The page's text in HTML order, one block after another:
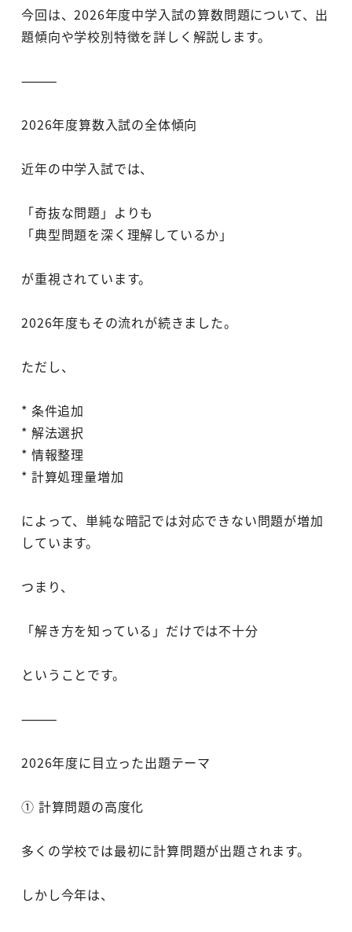
今回は、2026年度中学入試の算数問題について、出
題傾向や学校別特徴を詳しく解説します。
⸻
2026年度算数入試の全体傾向
近年の中学入試では、
「奇抜な問題」よりも
「典型問題を深く理解しているか」
が重視されています。
2026年度もその流れが続きました。
ただし、
* 条件追加
* 解法選択
* 情報整理
* 計算処理量増加
によって、単純な暗記では対応できない問題が増加
しています。
つまり、
「解き方を知っている」だけでは不十分
ということです。
⸻
2026年度に目立った出題テーマ
① 計算問題の高度化
多くの学校では最初に計算問題が出題されます。
しかし今年は、